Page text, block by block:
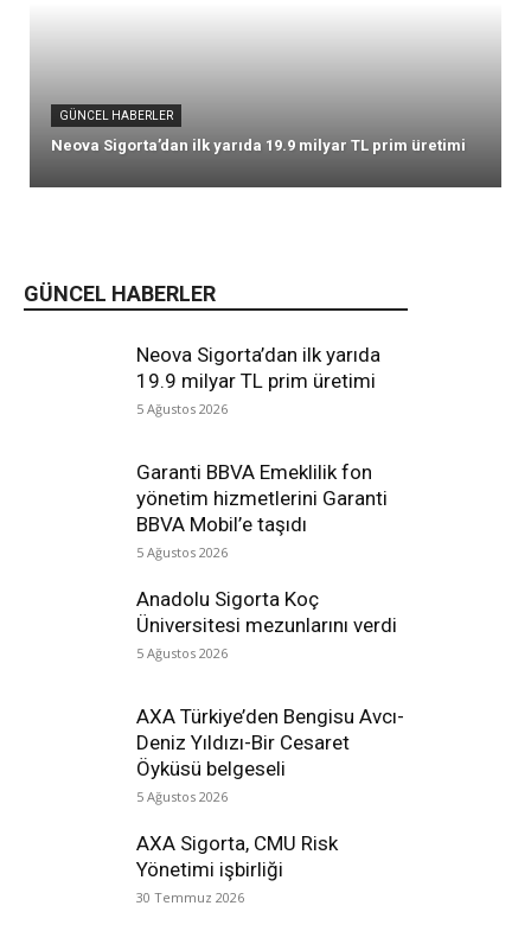
GÜNCEL HABERLER
Neova Sigorta’dan ilk yarıda
19.9 milyar TL prim üretimi
5 Ağustos 2026
Garanti BBVA Emeklilik fon
yönetim hizmetlerini Garanti
BBVA Mobil’e taşıdı
5 Ağustos 2026
Anadolu Sigorta Koç
Üniversitesi mezunlarını verdi
5 Ağustos 2026
AXA Türkiye’den Bengisu Avcı-
Deniz Yıldızı-Bir Cesaret
Öyküsü belgeseli
5 Ağustos 2026
AXA Sigorta, CMU Risk
Yönetimi işbirliği
30 Temmuz 2026
GÜNCEL HABERLER
Neova Sigorta’dan ilk yarıda 19.9 milyar TL prim üretimi